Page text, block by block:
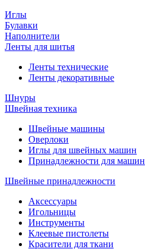
Иглы
Булавки
Наполнители
Ленты для шитья
Ленты технические
Ленты декоративные
Шнуры
Швейная техника
Швейные машины
Оверлоки
Иглы для швейных машин
Принадлежности для машин
Швейные принадлежности
Аксессуары
Игольницы
Инструменты
Клеевые пистолеты
Красители для ткани